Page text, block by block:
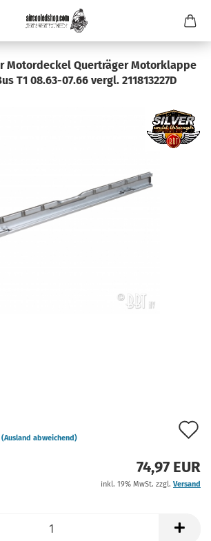
Motordeckel Querträger Motorklappe
T1 08.63-07.66 vergl. 211813227D
(Ausland abweichend)
74,97 EUR
inkl. 19% MwSt. zzgl. Versand